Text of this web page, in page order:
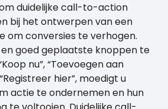
duidelijke call-to-action
bij het ontwerpen van een
om conversies te verhogen.
goed geplaatste knoppen te
nu”, “Toevoegen aan
hier”, moedigt u
actie te ondernemen en hun